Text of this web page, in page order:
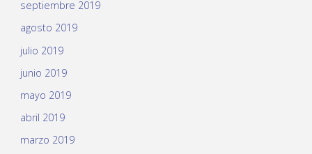
septiembre 2019
agosto 2019
julio 2019
junio 2019
mayo 2019
abril 2019
marzo 2019